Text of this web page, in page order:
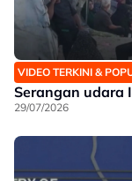
VIDEO TERKINI &
Serangan udara
29/07/2026